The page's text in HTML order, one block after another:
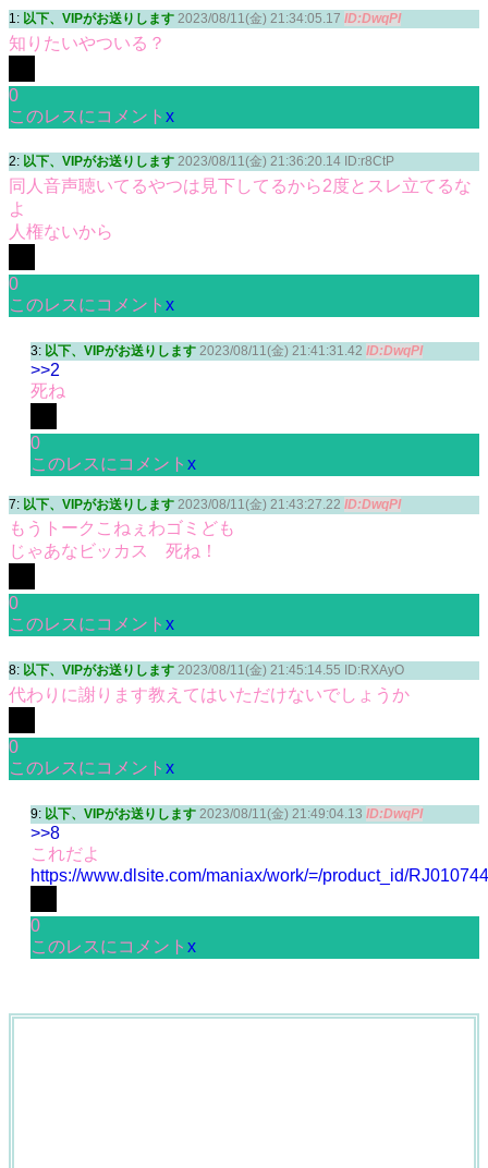
1: 以下、VIPがお送りします 2023/08/11(金) 21:34:05.17 ID:DwqPI
知りたいやついる？
0
このレスにコメント x
2: 以下、VIPがお送りします 2023/08/11(金) 21:36:20.14 ID:r8CtP
同人音声聴いてるやつは見下してるから2度とスレ立てるな
よ
人権ないから
0
このレスにコメント x
3: 以下、VIPがお送りします 2023/08/11(金) 21:41:31.42 ID:DwqPI
>>2
死ね
0
このレスにコメント x
7: 以下、VIPがお送りします 2023/08/11(金) 21:43:27.22 ID:DwqPI
もうトークこねぇわゴミども
じゃあなビッカス 死ね！
0
このレスにコメント x
8: 以下、VIPがお送りします 2023/08/11(金) 21:45:14.55 ID:RXAyO
代わりに謝ります教えてはいただけないでしょうか
0
このレスにコメント x
9: 以下、VIPがお送りします 2023/08/11(金) 21:49:04.13 ID:DwqPI
>>8
これだよ
https://www.dlsite.com/maniax/work/=/product_id/
0
このレスにコメント x